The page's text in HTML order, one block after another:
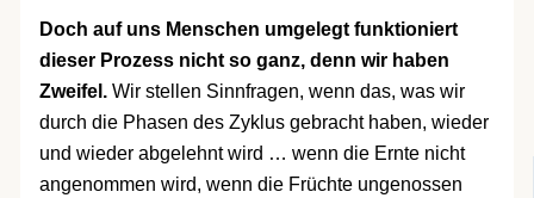
Doch auf uns Menschen umgelegt funktioniert
dieser Prozess nicht so ganz, denn wir haben
Zweifel.Wir stellen Sinnfragen, wenn das, was wir
durch die Phasen des Zyklus gebracht haben, wieder
und wieder abgelehnt wird … wenn die Ernte nicht
angenommen wird, wenn die Früchte ungenossen